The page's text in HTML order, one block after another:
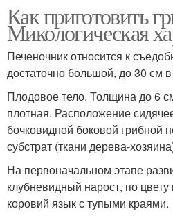
Как приготовить
Микологическая
Печеночник относится к
достаточно большой, до 30 см
Плодовое тело. Толщина до 6
плотная. Расположение
бочковидной боковой грибной
субстрат (ткани дерева-
На первоначальном этапе
клубневидный нарост, по цвету
коровий язык с тупыми краями.